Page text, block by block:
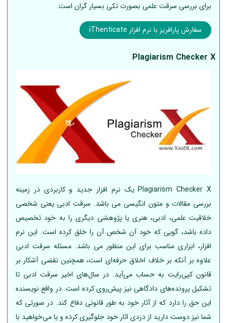
برای بررسی سرقت علمی بصورت تکی بسیار گران است.
سفارش پارافریز با نرم افزار iThenticate
Plagiarism Checker X
Plagiarism Checker X یک نرم افزار جدید و کاربردی در زمینه
بررسی مقالات و متون انگیسی می باشد. سرقت ادبی یعنی شخصی
خلاقیت علمی، ادبی، هنری یا پژوهشی دیگری را به خود تخصیص
داده باشد، گویی که خود آن شخص آن را خلق کرده است. این نرم
افزار، ابزاری مناسب برای این منظور می باشد. مسئله سرقت ادبی
علاوه بر آنکه بر خلاف اخلاق حرفه‌ای است، همچنین نقضی آشکار بر
قانون کپی‌رایت به حساب می‌آید. در سال‌های اخیر سرقت ادبی تا
تشکیل پرونده‌های دادگاهی نیز پیش‌روی کرده است. در واقع نویسنده
این حق را دارد که از آثار خود به طور قانونی دفاع کند. در صورتی که
شما نیز دوست دارید از دزدی اثار خود جلوگیری کرده و یا می‌خواهید با